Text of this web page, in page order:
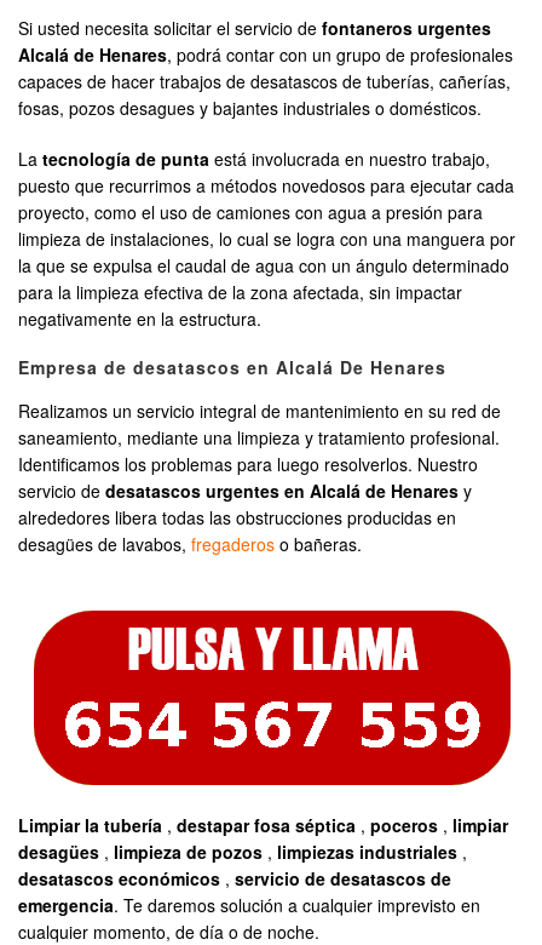
Si usted necesita solicitar el servicio de fontaneros urgentes
Alcalá de Henares, podrá contar con un grupo de profesionales
capaces de hacer trabajos de desatascos de tuberías, cañerías,
fosas, pozos desagues y bajantes industriales o domésticos.
La tecnología de punta está involucrada en nuestro trabajo,
puesto que recurrimos a métodos novedosos para ejecutar cada
proyecto, como el uso de camiones con agua a presión para
limpieza de instalaciones, lo cual se logra con una manguera por
la que se expulsa el caudal de agua con un ángulo determinado
para la limpieza efectiva de la zona afectada, sin impactar
negativamente en la estructura.
Empresa de desatascos en Alcalá De Henares
Realizamos un servicio integral de mantenimiento en su red de
saneamiento, mediante una limpieza y tratamiento profesional.
Identificamos los problemas para luego resolverlos. Nuestro
servicio de desatascos urgentes en Alcalá de Henares y
alrededores libera todas las obstrucciones producidas en
desagües de lavabos, fregaderos o bañeras.
Limpiar la tubería , destapar fosa séptica , poceros , limpiar
desagües , limpieza de pozos , limpiezas industriales ,
desatascos económicos , servicio de desatascos de
emergencia. Te daremos solución a cualquier imprevisto en
cualquier momento, de día o de noche.